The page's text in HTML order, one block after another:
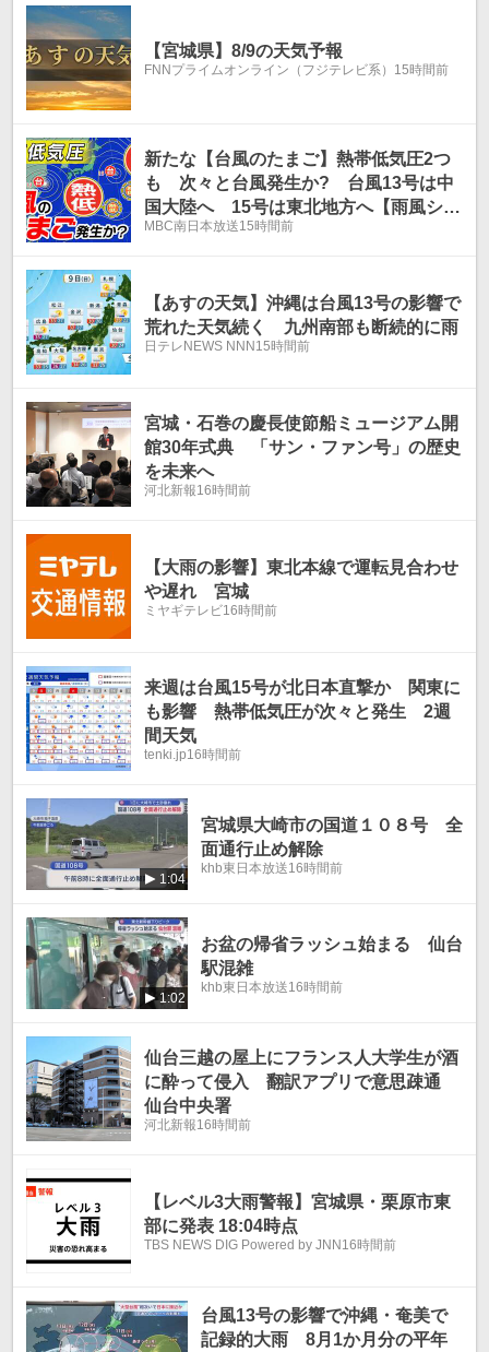
【宮城県】8/9の天気予報
FNNプライムオンライン（フジテレビ系） 15時間前
新たな【台風のたまご】熱帯低気圧2つ
も 次々と台風発生か? 台風13号は中
国大陸へ 15号は東北地方へ【雨風シミ
ュレーション19日（水）まで/お盆休み
MBC南日本放送15時間前
【あすの天気】沖縄は台風13号の影響で
荒れた天気続く 九州南部も断続的に雨
日テレNEWS NNN15時間前
宮城・石巻の慶長使節船ミュージアム開
館30年式典 「サン・ファン号」の歴史
を未来へ
河北新報16時間前
【大雨の影響】東北本線で運転見合わせ
や遅れ 宮城
ミヤギテレビ16時間前
来週は台風15号が北日本直撃か 関東に
も影響 熱帯低気圧が次々と発生 2週
間天気
tenki.jp16時間前
1:04
宮城県大崎市の国道１０８号 全
面通行止め解除
khb東日本放送16時間前
1:02
お盆の帰省ラッシュ始まる 仙台
駅混雑
khb東日本放送16時間前
仙台三越の屋上にフランス人大学生が酒
に酔って侵入 翻訳アプリで意思疎通
仙台中央署
河北新報16時間前
【レベル3大雨警報】宮城県・栗原市東
部に発表 18:04時点
TBS NEWS DIG Powered by JNN16時間前
台風13号の影響で沖縄・奄美で
記録的大雨 8月1か月分の平年